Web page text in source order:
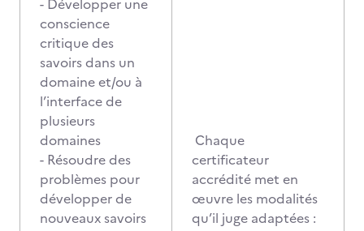
- Développer une
conscience
critique des
savoirs dans un
domaine et/ou à
l’interface de
plusieurs
domaines
- Résoudre des
problèmes pour
développer de
nouveaux savoirs
Chaque
certificateur
accrédité met en
œuvre les modalités
qu’il juge adaptées :